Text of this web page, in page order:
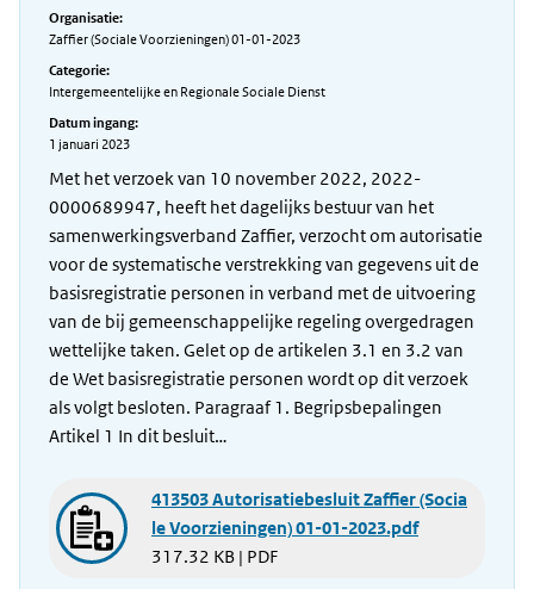
Organisatie:
Zaffier (Sociale Voorzieningen) 01-01-2023
Categorie:
Intergemeentelijke en Regionale Sociale Dienst
Datum ingang:
1 januari 2023
Met het verzoek van 10 november 2022, 2022-
0000689947, heeft het dagelijks bestuur van het
samenwerkingsverband Zaffier, verzocht om autorisatie
voor de systematische verstrekking van gegevens uit de
basisregistratie personen in verband met de uitvoering
van de bij gemeenschappelijke regeling overgedragen
wettelijke taken. Gelet op de artikelen 3.1 en 3.2 van
de Wet basisregistratie personen wordt op dit verzoek
als volgt besloten. Paragraaf 1. Begripsbepalingen
Artikel 1 In dit besluit…
413503 Autorisatiebesluit Zaffier (Socia
le Voorzieningen) 01-01-2023.pdf
317.32 KB | PDF